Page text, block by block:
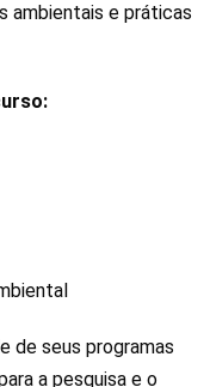
ambientais e práticas
de seus programas
a pesquisa e o